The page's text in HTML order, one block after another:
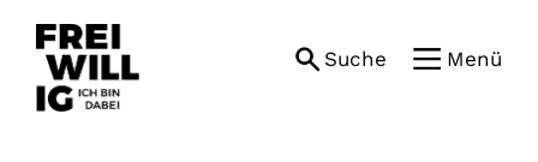
content
Suche Menü